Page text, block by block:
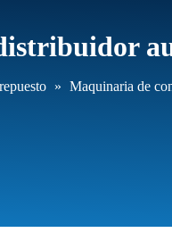
» Maquinaria de